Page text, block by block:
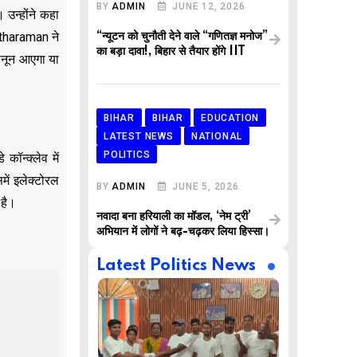
उन्होंने कहा
ने
आएगा या
कॉन्क्लेव में
इलेक्टोरल
BYADMIN JUNE 12, 2026
“न्यूटन को चुनौती देने वाले “गणितज्ञ मनोज”
का बड़ा दावा!, बिहार से तैयार होंगे IIT
BIHAR BIHAR
EDUCATION
LATEST NEWS
NATIONAL
POLITICS
BYADMIN JUNE 5, 2026
नवादा बना हरियाली का मॉडल, ‘नेम ट्री’
अभियान में लोगों ने बढ़-चढ़कर लिया हिस्सा।
Latest Politics News